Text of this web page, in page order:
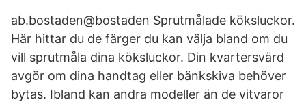
ab.bostaden@bostaden Sprutmålade köksluckor.
Här hittar du de färger du kan välja bland om du
vill sprutmåla dina köksluckor. Din kvartersvärd
avgör om dina handtag eller bänkskiva behöver
bytas. Ibland kan andra modeller än de vitvaror